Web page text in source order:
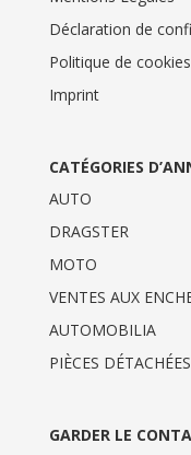
Déclaration de
Politique de
Imprint
CATÉGORIES
AUTO
DRAGSTER
MOTO
VENTES AUX
AUTOMOBILIA
PIÈCES DÉTACHÉES
GARDER LE